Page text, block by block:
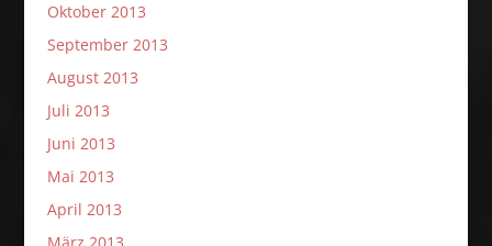
Oktober 2013
September 2013
August 2013
Juli 2013
Juni 2013
Mai 2013
April 2013